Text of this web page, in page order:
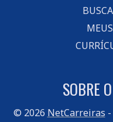
SOBRE
© 2026 NetCarreiras